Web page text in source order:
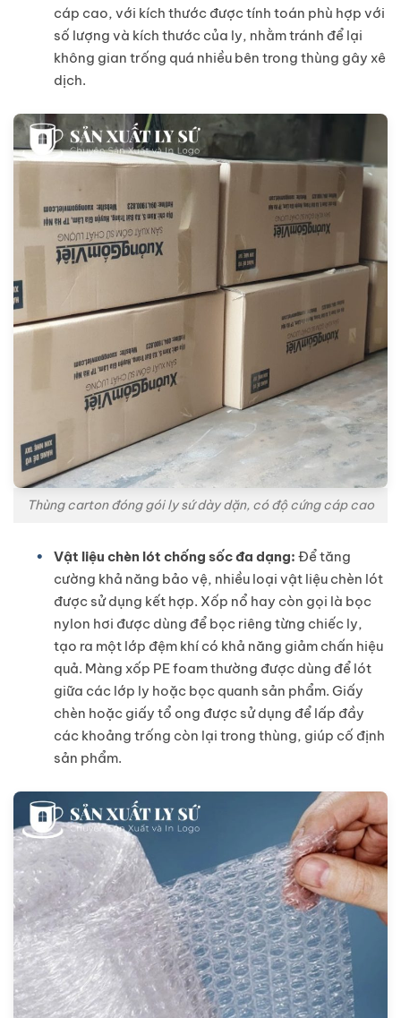
cáp cao, với kích thước được tính toán phù hợp với
số lượng và kích thước của ly, nhằm tránh để lại
không gian trống quá nhiều bên trong thùng gây xê
dịch.
Thùng carton đóng gói ly sứ dày dặn, có độ cứng cáp cao
Vật liệu chèn lót chống sốc đa dạng: Để tăng
cường khả năng bảo vệ, nhiều loại vật liệu chèn lót
được sử dụng kết hợp. Xốp nổ hay còn gọi là bọc
nylon hơi được dùng để bọc riêng từng chiếc ly,
tạo ra một lớp đệm khí có khả năng giảm chấn hiệu
quả. Màng xốp PE foam thường được dùng để lót
giữa các lớp ly hoặc bọc quanh sản phẩm. Giấy
chèn hoặc giấy tổ ong được sử dụng để lấp đầy
các khoảng trống còn lại trong thùng, giúp cố định
sản phẩm.